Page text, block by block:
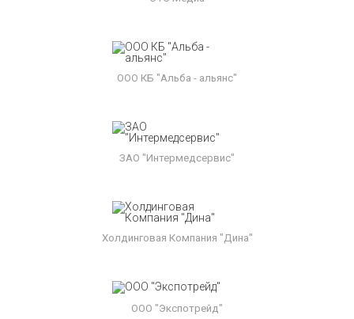
ООО КБ "Альба - альянс"
ЗАО "Интермедсервис"
Холдинговая Компания "Дина"
ООО "Экспотрейд"